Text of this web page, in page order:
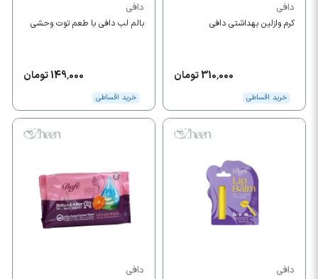
دافی
کرم وازلین بهداشتی دافی
310,000 تومان
خرید اقساطی
دافی
بالم لب دافی با طعم توت وحشی
149,000 تومان
خرید اقساطی
دافی دافی